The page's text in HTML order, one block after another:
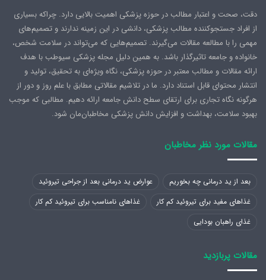
دقت، صحت و اعتبار مطالب در حوزه پزشکی اهمیت بالایی دارد. چراکه بسیاری
از افراد جستجوکننده مطالب پزشکی، دانشی در این زمینه ندارند و تصمیم‌های
مهمی را با مطالعه مقالات می‌گیرند. تصمیم‌هایی که می‌تواند در سلامت شخص،
خانواده و جامعه تاثیرگذار باشد. به همین دلیل مجله پزشکی سیوطب با هدف
ارائه مقالات و مطالب معتبر در حوزه پزشکی، نگاه ویژه‌ای به تحقیق، تولید و
انتشار محتوای قابل استناد دارد. ما در تلاشیم مقالاتی مطابق با علم روز و دور از
هرگونه نگاه تجاری برای ارتقای سطح دانش جامعه ارائه دهیم. مطالبی که موجب
بهبود سلامت، بهداشت و افزایش دانش پزشکی مخاطبان‌مان شود.
مقالات مورد نظر مخاطبان
بعد از ید درمانی چه بخوریم
عوارض ید درمانی بعد از جراحی تیروئید
غذاهای مفید برای تیروئید کم کار
غذاهای نامناسب برای تیروئید کم کار
غذای راهبان بودایی
مقالات پربازدید